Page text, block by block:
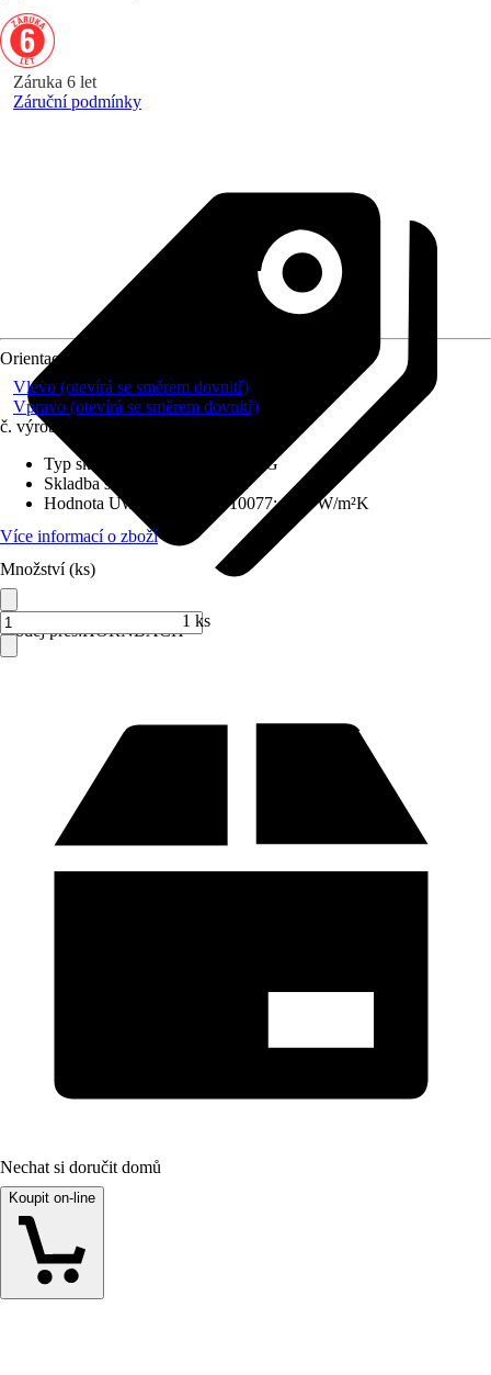
Záruka 6 let
Záruční podmínky
Prodej přes:HORNBACH
Orientace
Vlevo (otevírá se směrem dovnitř)
Vpravo (otevírá se směrem dovnitř)
č. výrobku
Typ skla
Bezpečnostní sklo VSG
Skladba skla
Trojitě zasklené
Hodnota Uw dle DIN EN 10077:0,98 W/m²K
Více informací o zboží
Množství (ks)
1 ks
Nechat si doručit domů
Koupit on-line